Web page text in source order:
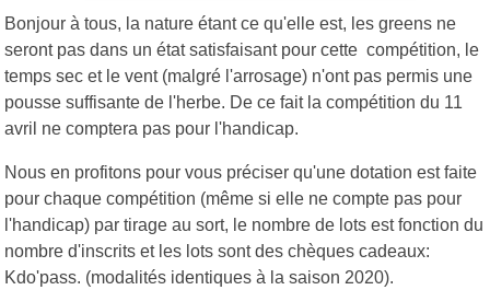
Bonjour à tous, la nature étant ce qu'elle est, les greens ne
seront pas dans un état satisfaisant pour cette compétition, le
temps sec et le vent (malgré l'arrosage) n'ont pas permis une
pousse suffisante de l'herbe. De ce fait la compétition du 11
avril ne comptera pas pour l'handicap.
Nous en profitons pour vous préciser qu'une dotation est faite
pour chaque compétition (même si elle ne compte pas pour
l'handicap) par tirage au sort, le nombre de lots est fonction du
nombre d'inscrits et les lots sont des chèques cadeaux:
Kdo'pass. (modalités identiques à la saison 2020).